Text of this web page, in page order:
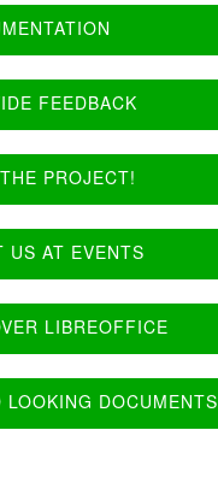
FEEDBACK
PROJECT!
US AT EVENTS
LIBREOFFICE
LOOKING DOCUMENTS